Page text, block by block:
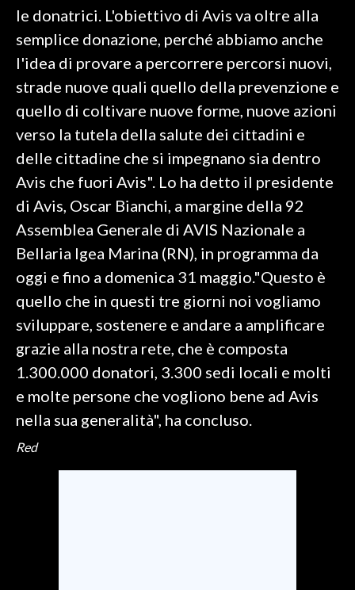
GOSSIP
SALUTE
SARDI NEL MONDO
NOTIZIE
EVENTI
#CARAUNIONE
3 MINUTI CON
INSULARITÀ
INFO AZIENDE
ABBONATI
ANNUNCI
NECROLOGI
le donatrici. L'obiettivo di Avis va oltre alla
semplice donazione, perché abbiamo anche
l'idea di provare a percorrere percorsi nuovi,
strade nuove quali quello della prevenzione e
quello di coltivare nuove forme, nuove azioni
verso la tutela della salute dei cittadini e
delle cittadine che si impegnano sia dentro
Avis che fuori Avis". Lo ha detto il presidente
di Avis, Oscar Bianchi, a margine della 92
Assemblea Generale di AVIS Nazionale a
Bellaria Igea Marina (RN), in programma da
oggi e fino a domenica 31 maggio."Questo è
quello che in questi tre giorni noi vogliamo
sviluppare, sostenere e andare a amplificare
grazie alla nostra rete, che è composta
1.300.000 donatori, 3.300 sedi locali e molti
e molte persone che vogliono bene ad Avis
nella sua generalità", ha concluso.
Red